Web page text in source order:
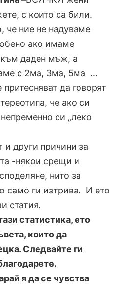
с които са били.
че ние не надуваме
ако имаме
към даден мъж, а
с 2ма, 3ма, 5ма …
да говорят
че ако си
си „леко
и други причини за
-някои срещи и
нито за
само ги изтрива. И ето
статия.
статистика, ето
които да
Следвайте ги
я да се чувства